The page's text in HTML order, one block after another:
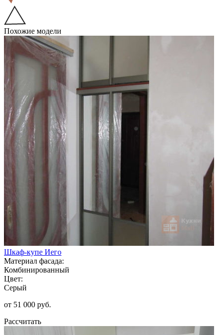
Похожие модели
Шкаф-купе Иего
Материал фасада:
Комбинированный
Цвет:
Серый
от 51 000 руб.
Рассчитать